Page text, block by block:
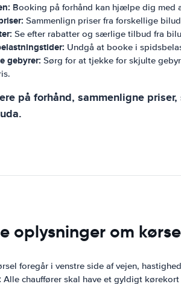
Booking på forhånd kan hjælpe dig med
Sammenlign priser fra forskellige
Se efter rabatter og særlige tilbud fra
Undgå at booke i
gebyrer: Sørg for at tjekke for skjulte
på forhånd, sammenligne
oplysninger om
foregår i venstre side af vejen,
Alle chauffører skal have et gyldigt